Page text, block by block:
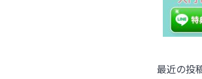
最近の投